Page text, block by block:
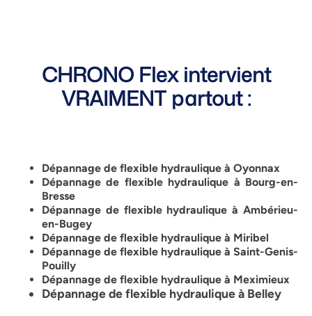
CHRONO Flex intervient
VRAIMENT partout :
Dépannage de flexible hydraulique à Oyonnax
Dépannage de flexible hydraulique à Bourg-en-
Bresse
Dépannage de flexible hydraulique à Ambérieu-
en-Bugey
Dépannage de flexible hydraulique à Miribel
Dépannage de flexible hydraulique à Saint-Genis-
Pouilly
Dépannage de flexible hydraulique à Meximieux
Dépannage de flexible hydraulique à Belley